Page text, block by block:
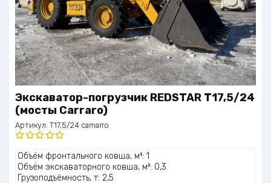
Экскаватор-погрузчик REDSTAR T17,5/24
(мосты Carraro)
Артикул: T17,5/24 camarro
Оценка
5.00из 5
Объём фронтального ковша, м³: 1
Объём экскаваторного ковша, м³: 0,3
Грузоподъёмность, т: 2,5